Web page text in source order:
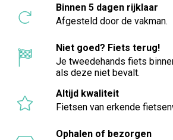
Binnen 5 dagen rijklaar
Afgesteld door de vakman.
Niet goed? Fiets terug!
Je tweedehands fiets
als deze niet bevalt.
Altijd kwaliteit
Fietsen van erkende
Ophalen of bezorgen